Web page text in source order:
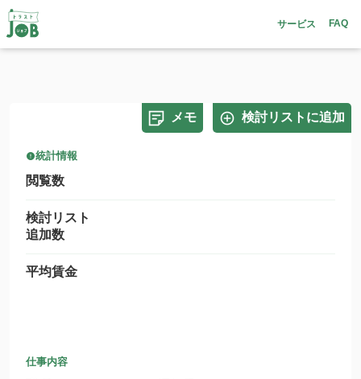
サービス FAQ
メモ 検討リストに追加
統計情報
閲覧数
検討リスト
追加数
平均賃金
仕事内容